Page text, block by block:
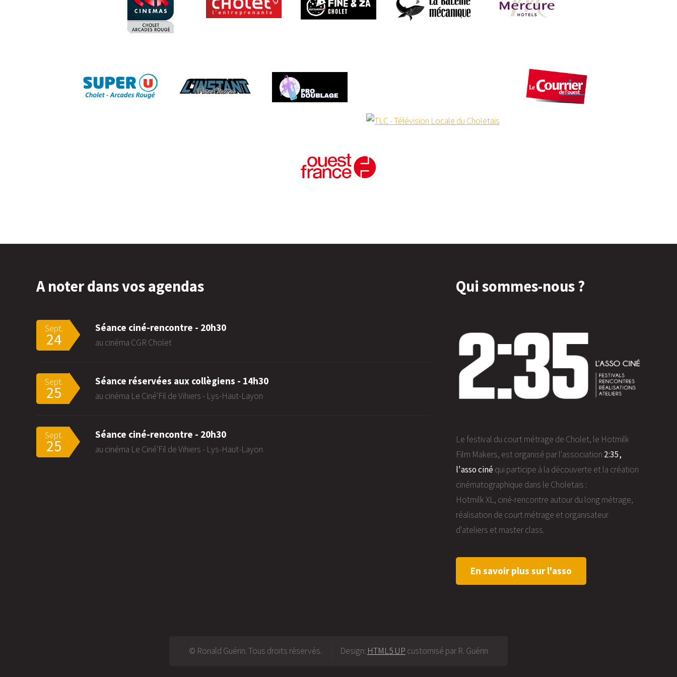
A noter dans vos agendas
Sept.
24
Séance ciné-rencontre - 20h30
au cinéma CGR Cholet
Sept.
25
Séance réservées aux collègiens - 14h30
au cinéma Le Ciné'Fil de Vihiers - Lys-Haut-Layon
Sept.
25
Séance ciné-rencontre - 20h30
au cinéma Le Ciné'Fil de Vihiers - Lys-Haut-Layon
Qui sommes-nous ?
Le festival du court métrage de Cholet, le Hotmilk
Film Makers, est organisé par l'association 2:35,
l'asso cinéqui participe à la découverte et la création
cinématographique dans le Choletais :
Hotmilk XL, ciné-rencontre autour du long métrage,
réalisation de court métrage et organisateur
d'ateliers et master class.
En savoir plus sur l'asso
© Ronald Guérin. Tous droits réservés. Design: HTML5 UP customisé par R. Guérin